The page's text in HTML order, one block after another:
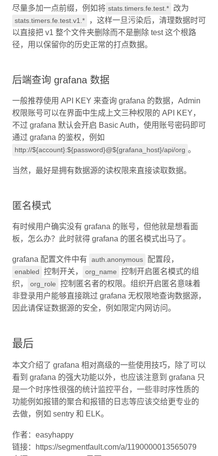
尽量多加一点前缀，例如将 改为
，这样一旦污染后，清理数据时可
以直接把 v1 整个文件夹删除而不是删除 test 这个根路
径，用以保留你的历史正常的打点数据。
后端查询 grafana 数据
一般推荐使用 API KEY 来查询 grafana 的数据，Admin
权限账号可以在界面中生成上文三种权限的 API KEY，
不过 grafana 默认会开启 Basic Auth，使用账号密码即可
通过 grafana 的鉴权，例如
当然，最好是拥有数据源的读权限来直接读取数据。
匿名模式
有时候用户确实没有 grafana 的账号，但他就是想看面
板，怎么办？此时就得 grafana 的匿名模式出马了。
grafana 配置文件中有 配置段，
控制开关， 控制开启匿名模式的组
织， 控制匿名者的权限。组织开启匿名意味着
非登录用户能够直接跳过 grafana 无权限地查询数据源，
因此请保证数据源的安全，例如限定内网访问。
最后
本文介绍了 grafana 相对高级的一些使用技巧，除了可以
看到 grafana 的强大功能以外，也应该注意到 grafana 只
是一个时序性很强的统计监控平台，一些非时序性质的
功能例如报错的聚合和报错的日志等应该交给更专业的
去做，例如 sentry 和 ELK。
作者：easyhappy
链接：https://segmentfault.com/a/1190000013565079
来源：SegmentFault 思否